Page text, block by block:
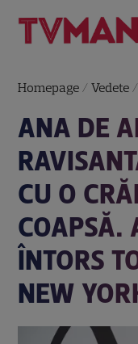
Homepage /Vedete
ANA DE
CU O
COAPSĂ.
ÎNTORS
NEW